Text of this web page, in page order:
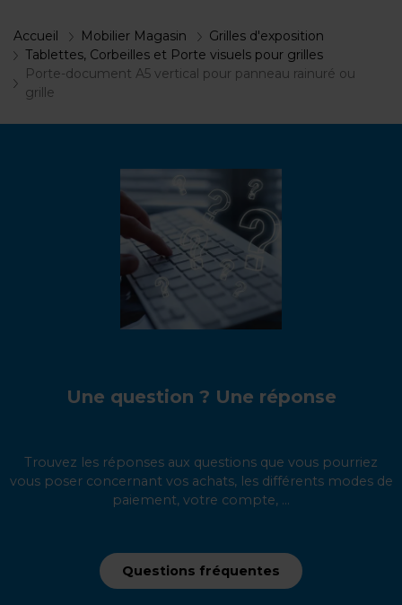
Accueil Mobilier Magasin
Grilles d'exposition
Tablettes, Corbeilles et Porte visuels pour grilles
Porte-document A5 vertical pour panneau rainuré ou
grille
Une question ? Une réponse
Trouvez les réponses aux questions que vous pourriez
vous poser concernant vos achats, les différents modes de
paiement, votre compte, ...
Questions fréquentes